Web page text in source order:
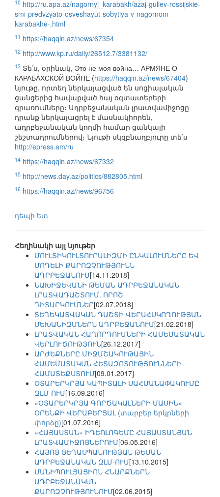
10 http://ru.apa.az/nagornyj_karabakh/azaj-guliev-rossijskie-
smi-predvzyato-osveshayut-sobytiya-v-nagornom-
karabakhe-.html
11 https://haqqin.az/news/67354
12 http://www.kp.ru/daily/26512.7/3381132/
13 Տե՛ս, օրինակ, Это не моя война… АРМЯНЕ О
КАРАБАХСКОЙ ВОЙНЕ (https://haqqin.az/news/67404)
նյութը, որտեղ ներկայացված են սոցիալական
ցանցերից հավաքված հայ օգտատերերի
գրառումները։ Ադրբեջանական լրատվամիջոցը
դրանք ներկայացրել է մասնակիորեն,
ադրբեջանական կողմի համար ցանկալի
շեշտադրումներով։ Նյութի սկզբնաղբյուրը տե՛ս
http://epress.am/ru
14 https://haqqin.az/news/67332
15 http://news.day.az/politics/882805.html
16 https://haqqin.az/news/96756
դեպի ետ
Հեղինակի այլ նյութեր
ՄՈՒԼՏԻԿՈՒԼՏՈՒՐԱԼԻԶՄԻ ԸՆԿԱԼՈՒՄՆԵՐԸ ԵՎ
ՄՈԴԵԼԻ ՔԱՐՈԶՉՈՒԹՅՈՒՆՆ
ԱԴՐԲԵՋԱՆՈՒՄ[14.11.2018]
ՆԱԽԻՋԵՎԱՆԻ ԹԵՄԱՆ ԱԴՐԲԵՋԱՆԱԿԱՆ
ԼՐԱՏՎԱԴԱՇՏՈՒՄ. ՈՐՈՇ
ԴԻՏԱՐԿՈՒՄՆԵՐ[02.07.2018]
ՏԵՂԵԿԱՏՎԱԿԱՆ ԴԱՇՏԻ ՎԵՐԱՀՍԿՈՂՈՒԹՅԱՆ
ՄԵԽԱՆԻԶՄՆԵՐՆ ԱԴՐԲԵՋԱՆՈՒՄ[21.02.2018]
ԼՐԱՏՎԱԿԱՆ ՀԱՂՈՐԴՈՒՄՆԵՐԻ ՀԱՄԵՄԱՏԱԿԱՆ
ՎԵՐԼՈՒԾՈՒԹՅՈՒՆ[26.12.2017]
ԱՐԺԵՔՆԵՐԸ ՄԻՋՄՇԱԿՈՒԹԱՅԻՆ
ՀԱՄԵՄԱՏԱԿԱՆ ՀԵՏԱԶՈՏՈՒԹՅՈՒՆՆԵՐԻ
ՀԱՄԱՏԵՔՍՏՈՒՄ[09.01.2017]
ՕՏԱՐԵՐԿՐՅԱ ԿԱՊԻՏԱԼԻ ՍԱՀՄԱՆԱՓԱԿՈՒՄԸ
ԶԼՄ-ՈՒՄ[16.09.2016]
«ՕՏԱՐԵՐԿՐՅԱ ԳՈՐԾԱԿԱԼՆԵՐԻ ՄԱՍԻՆ»
ՕՐԵՆՔԻ ՎԵՐԱԲԵՐՅԱԼ (տարբեր երկրների
փորձը)[01.07.2016]
«ՀԱՅԱՍՏԱՆ» ԻԴԵՈԼՈԳԵՄԸ ՀԱՅԱՍՏԱՆՅԱՆ
ԼՐԱՏՎԱՄԻՋՈՑՆԵՐՈՒՄ[06.05.2016]
ՀԱՅՈՑ ՑԵՂԱՍՊԱՆՈՒԹՅԱՆ ԹԵՄԱՆ
ԱԴՐԲԵՋԱՆԱԿԱՆ ԶԼՄ-ՈՒՄ[13.10.2015]
ՄԱՆԻՊՈՒԼՅԱՑԻՈՆ ՀՆԱՐՔՆԵՐՆ
ԱԴՐԲԵՋԱՆԱԿԱՆ
ՔԱՐՈԶՉՈՒԹՅՈՒՆՈՒՄ[02.06.2015]